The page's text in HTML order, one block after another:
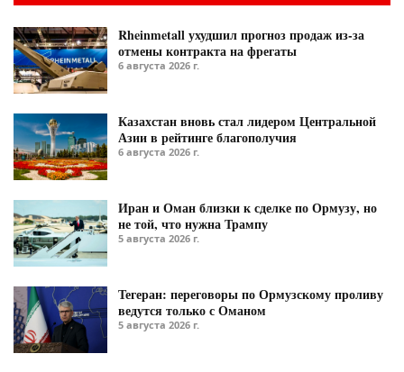
Rheinmetall ухудшил прогноз продаж из-за
отмены контракта на фрегаты
6 августа 2026 г.
Казахстан вновь стал лидером Центральной
Азии в рейтинге благополучия
6 августа 2026 г.
Иран и Оман близки к сделке по Ормузу, но
не той, что нужна Трампу
5 августа 2026 г.
Тегеран: переговоры по Ормузскому проливу
ведутся только с Оманом
5 августа 2026 г.